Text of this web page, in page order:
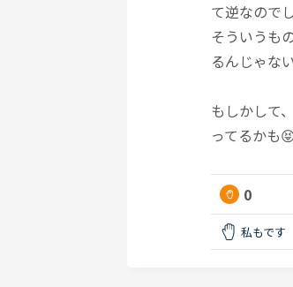
て逆なので
そういうも
るんじゃな
もしかして
ってるかも
0
私もです